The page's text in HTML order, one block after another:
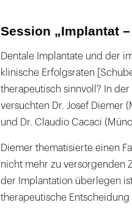
Session „Implantat
Dentale Implantate und der
klinische Erfolgsraten
therapeutisch sinnvoll? In der
versuchten Dr. Josef Diemer
und Dr. Claudio Cacaci
Diemer thematisierte einen
nicht mehr zu versorgenden
der Implantation überlegen
therapeutische